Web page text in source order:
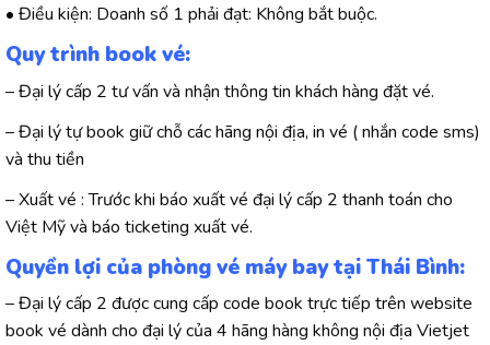
• Điều kiện: Doanh số 1 phải đạt: Không bắt buộc.
Quy trình book vé:
– Đại lý cấp 2 tư vấn và nhận thông tin khách hàng đặt vé.
– Đại lý tự book giữ chỗ các hãng nội địa, in vé ( nhắn code sms)
và thu tiền
– Xuất vé : Trước khi báo xuất vé đại lý cấp 2 thanh toán cho
Việt Mỹ và báo ticketing xuất vé.
Quyền lợi của phòng vé máy bay tại Thái Bình:
– Đại lý cấp 2 được cung cấp code book trực tiếp trên website
book vé dành cho đại lý của 4 hãng hàng không nội địa Vietjet